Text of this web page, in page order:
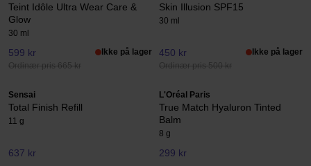
Teint Idôle Ultra Wear Care &
Glow
30 ml
599 kr
Ordinær pris 665 kr
Ikke på lager
Skin Illusion SPF15
30 ml
450 kr
Ordinær pris 500 kr
Ikke på lager
Sensai
Total Finish Refill
11 g
637 kr
L'Oréal Paris
True Match Hyaluron Tinted
Balm
8 g
299 kr